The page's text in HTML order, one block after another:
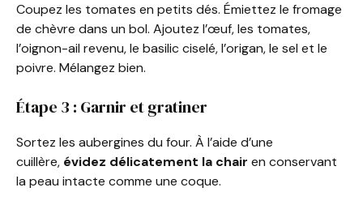
Coupez les tomates en petits dés. Émiettez le fromage
de chèvre dans un bol. Ajoutez l’œuf, les tomates,
l’oignon-ail revenu, le basilic ciselé, l’origan, le sel et le
poivre. Mélangez bien.
Étape 3 : Garnir et gratiner
Sortez les aubergines du four. À l’aide d’une
cuillère, évidez délicatement la chair en conservant
la peau intacte comme une coque.